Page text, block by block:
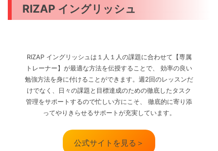
RIZAP イングリッシュ
RIZAP イングリッシュは１人１人の課題に合わせて【専属
トレーナー】が最適な方法を伝授することで、 効率の良い
勉強方法を身に付けることができます。週2回のレッスンだ
けでなく、日々の課題と目標達成のための徹底したタスク
管理をサポートするので忙しい方にこそ、 徹底的に寄り添
ってやりきらせるサポートが充実しています。
公式サイトを見る＞